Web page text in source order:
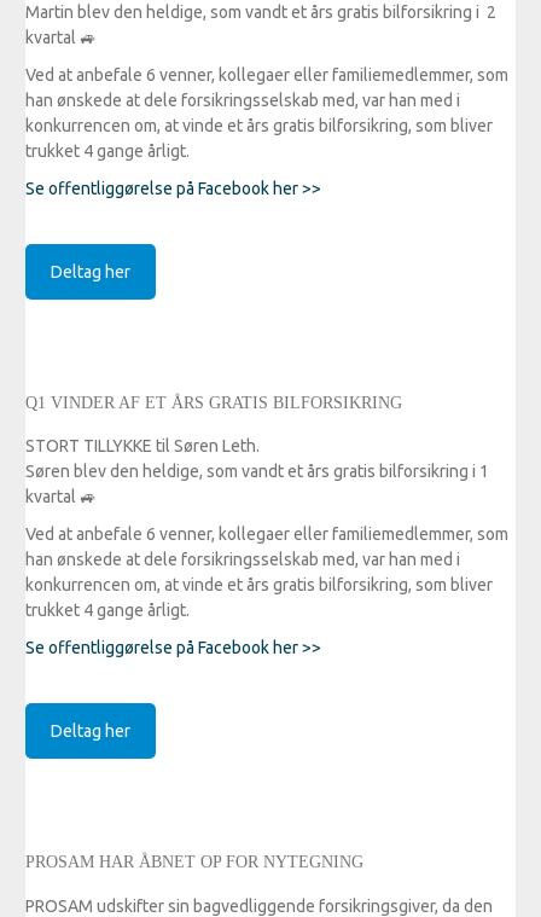
Martin blev den heldige, som vandt et års gratis bilforsikring i 2
kvartal 🚙
Ved at anbefale 6 venner, kollegaer eller familiemedlemmer, som
han ønskede at dele forsikringsselskab med, var han med i
konkurrencen om, at vinde et års gratis bilforsikring, som bliver
trukket 4 gange årligt.
Se offentliggørelse på Facebook her >>
Deltag her
Q1 VINDER AF ET ÅRS GRATIS BILFORSIKRING
STORT TILLYKKE til Søren Leth.
Søren blev den heldige, som vandt et års gratis bilforsikring i 1
kvartal 🚙
Ved at anbefale 6 venner, kollegaer eller familiemedlemmer, som
han ønskede at dele forsikringsselskab med, var han med i
konkurrencen om, at vinde et års gratis bilforsikring, som bliver
trukket 4 gange årligt.
Se offentliggørelse på Facebook her >>
Deltag her
PROSAM HAR ÅBNET OP FOR NYTEGNING
PROSAM udskifter sin bagvedliggende forsikringsgiver, da den